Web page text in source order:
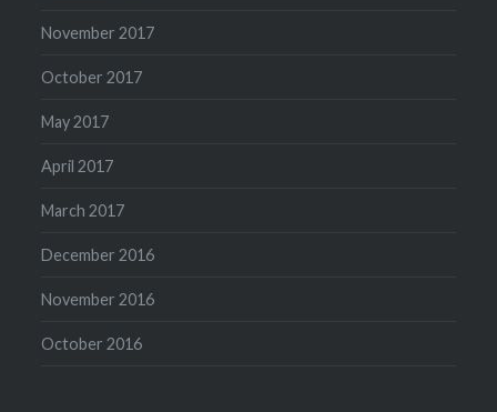
November 2017
October 2017
May 2017
April 2017
March 2017
December 2016
November 2016
October 2016